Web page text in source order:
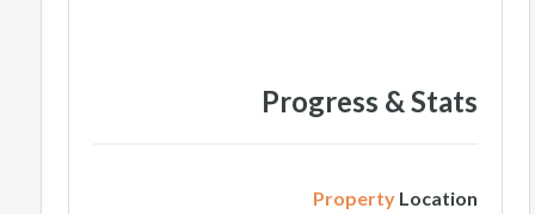
Progress & Stats
Property Location